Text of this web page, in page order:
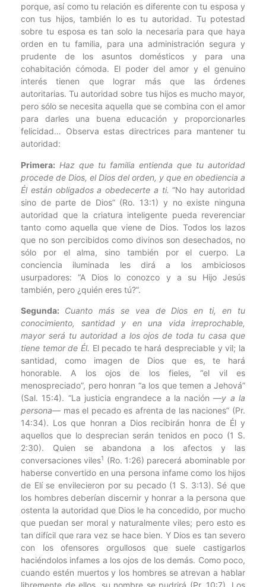
porque, así como tu relación es diferente con tu esposa y
con tus hijos, también lo es tu autoridad. Tu potestad
sobre tu esposa es tan solo la necesaria para que haya
orden en tu familia, para una administración segura y
prudente de los asuntos domésticos y para una
cohabitación cómoda. El poder del amor y el genuino
interés tienen que lograr más que las órdenes
autoritarias. Tu autoridad sobre tus hijos es mucho mayor,
pero sólo se necesita aquella que se combina con el amor
para darles una buena educación y proporcionarles
felicidad… Observa estas directrices para mantener tu
autoridad:
Primera: Haz que tu familia entienda que tu autoridad
procede de Dios, el Dios del orden, y que en obediencia a
Él están obligados a obedecerte a ti. “No hay autoridad
sino de parte de Dios” (Ro. 13:1) y no existe ninguna
autoridad que la criatura inteligente pueda reverenciar
tanto como aquella que viene de Dios. Todos los lazos
que no son percibidos como divinos son desechados, no
sólo por el alma, sino también por el cuerpo. La
conciencia iluminada les dirá a los ambiciosos
usurpadores: “A Dios lo conozco y a su Hijo Jesús
también, pero ¿quién eres tú?”.
Segunda: Cuanto más se vea de Dios en ti, en tu
conocimiento, santidad y en una vida irreprochable,
mayor será tu autoridad a los ojos de toda tu casa que
tiene temor de Él. El pecado te hará despreciable y vil; la
santidad, como imagen de Dios que es, te hará
honorable. A los ojos de los fieles, “el vil es
menospreciado”, pero honran “a los que temen a Jehová”
(Sal. 15:4). “La justicia engrandece a la nación —y a la
persona— mas el pecado es afrenta de las naciones” (Pr.
14:34). Los que honran a Dios recibirán honra de Él y
aquellos que lo desprecian serán tenidos en poco (1 S.
2:30). Quien se abandona a los afectos y las
conversaciones viles1 (Ro. 1:26) parecerá abominable por
haberse convertido en una persona infame como los hijos
de Elí se envilecieron por su pecado (1 S. 3:13). Sé que
los hombres deberían discernir y honrar a la persona que
ostenta la autoridad que Dios le ha concedido, por mucho
que puedan ser moral y naturalmente viles; pero esto es
tan difícil que rara vez se hace bien. Y Dios es tan severo
con los ofensores orgullosos que suele castigarlos
haciéndolos infames a los ojos de los demás. Como poco,
cuando estén muertos y los hombres se atrevan a hablar